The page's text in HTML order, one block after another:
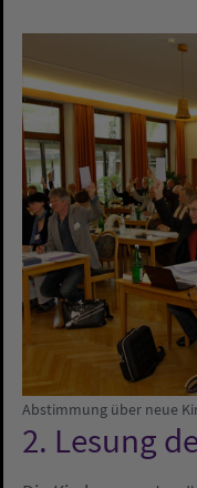
Abstimmung über neue
2. Lesung